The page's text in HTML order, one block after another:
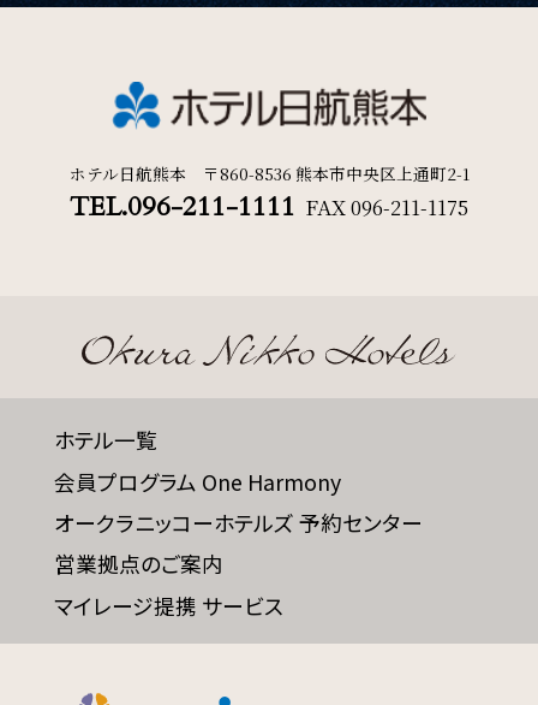
ホテル日航熊本 〒860-8536 熊本市中央区上通町2-1
TEL.096-211-1111 FAX096-211-1175
ホテル一覧
会員プログラム One Harmony
オークラニッコーホテルズ 予約センター
営業拠点のご案内
マイレージ提携 サービス